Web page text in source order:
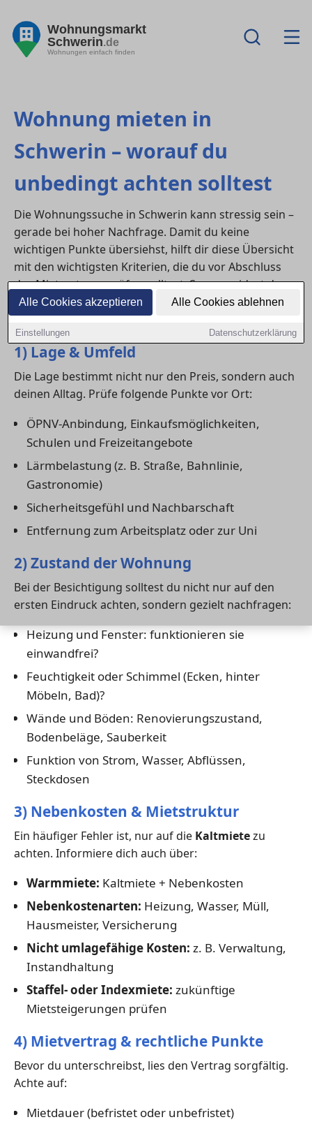
Alle Cookies akzeptieren Alle Cookies ablehnen
Einstellungen Datenschutzerklärung
Wohnungsmarkt
Schwerin.de
Wohnungen einfach finden
Wohnung mieten in
Schwerin – worauf du
unbedingt achten solltest
Die Wohnungssuche in Schwerin kann stressig sein –
gerade bei hoher Nachfrage. Damit du keine
wichtigen Punkte übersiehst, hilft dir diese Übersicht
mit den wichtigsten Kriterien, die du vor Abschluss
des Mietvertrags prüfen solltest. So vermeidest du
böse Überraschungen und findest die Wohnung, die
wirklich zu dir passt.
1) Lage & Umfeld
Die Lage bestimmt nicht nur den Preis, sondern auch
deinen Alltag. Prüfe folgende Punkte vor Ort:
ÖPNV-Anbindung, Einkaufsmöglichkeiten,
Schulen und Freizeitangebote
Lärmbelastung (z. B. Straße, Bahnlinie,
Gastronomie)
Sicherheitsgefühl und Nachbarschaft
Entfernung zum Arbeitsplatz oder zur Uni
2) Zustand der Wohnung
Bei der Besichtigung solltest du nicht nur auf den
ersten Eindruck achten, sondern gezielt nachfragen:
Heizung und Fenster: funktionieren sie
einwandfrei?
Feuchtigkeit oder Schimmel (Ecken, hinter
Möbeln, Bad)?
Wände und Böden: Renovierungszustand,
Bodenbeläge, Sauberkeit
Funktion von Strom, Wasser, Abflüssen,
Steckdosen
3) Nebenkosten & Mietstruktur
Ein häufiger Fehler ist, nur auf die Kaltmietezu
achten. Informiere dich auch über:
Warmmiete: Kaltmiete + Nebenkosten
Nebenkostenarten: Heizung, Wasser, Müll,
Hausmeister, Versicherung
Nicht umlagefähige Kosten: z. B. Verwaltung,
Instandhaltung
Staffel- oder Indexmiete: zukünftige
Mietsteigerungen prüfen
4) Mietvertrag & rechtliche Punkte
Bevor du unterschreibst, lies den Vertrag sorgfältig.
Achte auf:
Mietdauer (befristet oder unbefristet)